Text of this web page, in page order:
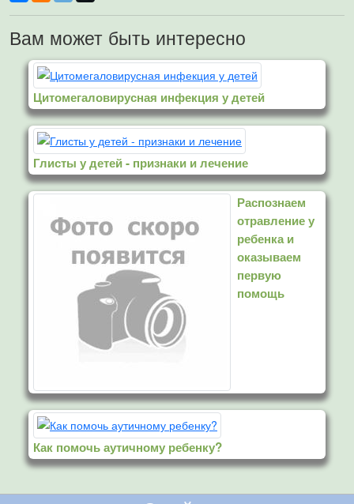
Вам может быть интересно
Цитомегаловирусная инфекция у детей
Глисты у детей - признаки и лечение
Распознаем
отравление у
ребенка и
оказываем
первую
помощь
Как помочь аутичному ребенку?